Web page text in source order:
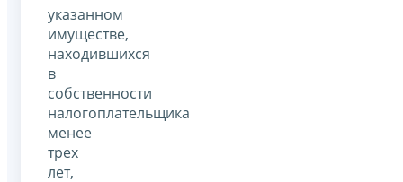
указанном
имуществе,
находившихся
в
собственности
налогоплательщика
менее
трех
лет,